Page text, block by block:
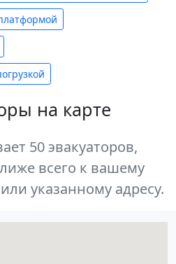
на карте
50 эвакуаторов,
всего к вашему
указанному адресу.